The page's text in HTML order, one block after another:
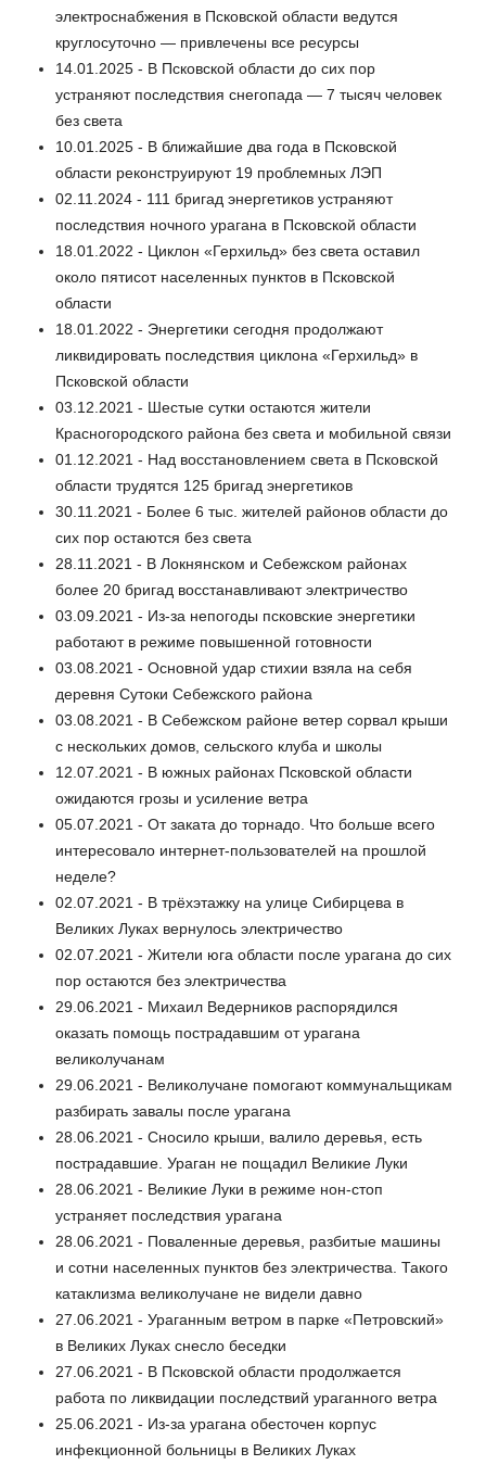
электроснабжения в Псковской области ведутся
круглосуточно — привлечены все ресурсы
14.01.2025 - В Псковской области до сих пор
устраняют последствия снегопада — 7 тысяч человек
без света
10.01.2025 - В ближайшие два года в Псковской
области реконструируют 19 проблемных ЛЭП
02.11.2024 - 111 бригад энергетиков устраняют
последствия ночного урагана в Псковской области
18.01.2022 - Циклон «Герхильд» без света оставил
около пятисот населенных пунктов в Псковской
области
18.01.2022 - Энергетики сегодня продолжают
ликвидировать последствия циклона «Герхильд» в
Псковской области
03.12.2021 - Шестые сутки остаются жители
Красногородского района без света и мобильной связи
01.12.2021 - Над восстановлением света в Псковской
области трудятся 125 бригад энергетиков
30.11.2021 - Более 6 тыс. жителей районов области до
сих пор остаются без света
28.11.2021 - В Локнянском и Себежском районах
более 20 бригад восстанавливают электричество
03.09.2021 - Из-за непогоды псковские энергетики
работают в режиме повышенной готовности
03.08.2021 - Основной удар стихии взяла на себя
деревня Сутоки Себежского района
03.08.2021 - В Себежском районе ветер сорвал крыши
с нескольких домов, сельского клуба и школы
12.07.2021 - В южных районах Псковской области
ожидаются грозы и усиление ветра
05.07.2021 - От заката до торнадо. Что больше всего
интересовало интернет-пользователей на прошлой
неделе?
02.07.2021 - В трёхэтажку на улице Сибирцева в
Великих Луках вернулось электричество
02.07.2021 - Жители юга области после урагана до сих
пор остаются без электричества
29.06.2021 - Михаил Ведерников распорядился
оказать помощь пострадавшим от урагана
великолучанам
29.06.2021 - Великолучане помогают коммунальщикам
разбирать завалы после урагана
28.06.2021 - Сносило крыши, валило деревья, есть
пострадавшие. Ураган не пощадил Великие Луки
28.06.2021 - Великие Луки в режиме нон-стоп
устраняет последствия урагана
28.06.2021 - Поваленные деревья, разбитые машины
и сотни населенных пунктов без электричества. Такого
катаклизма великолучане не видели давно
27.06.2021 - Ураганным ветром в парке «Петровский»
в Великих Луках снесло беседки
27.06.2021 - В Псковской области продолжается
работа по ликвидации последствий ураганного ветра
25.06.2021 - Из-за урагана обесточен корпус
инфекционной больницы в Великих Луках